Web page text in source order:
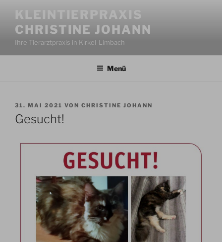
Inhalt
springen
KLEINTIERPRAXIS
CHRISTINE JOHANN
Ihre Tierarztpraxis in Kirkel-Limbach
Menü
VERÖFFENTLICHT
AM
31. MAI 2021 VON CHRISTINE JOHANN
Gesucht!